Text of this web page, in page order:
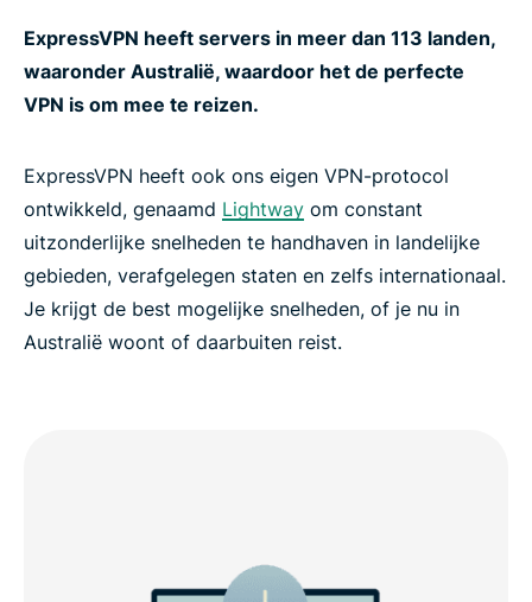
ExpressVPN heeft servers in meer dan 113 landen,
waaronder Australië, waardoor het de perfecte
VPN is om mee te reizen.
ExpressVPN heeft ook ons eigen VPN-protocol
ontwikkeld, genaamd Lightway om constant
uitzonderlijke snelheden te handhaven in landelijke
gebieden, verafgelegen staten en zelfs internationaal.
Je krijgt de best mogelijke snelheden, of je nu in
Australië woont of daarbuiten reist.